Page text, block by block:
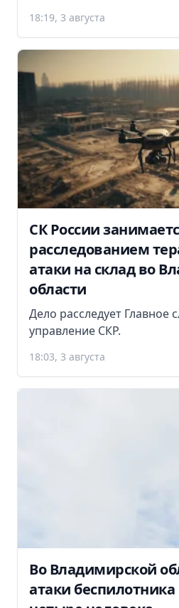
18:19, 3 августа
СК России
расследованием
атаки на склад во
области
Дело расследует Главное
управление СКР.
18:03, 3 августа
Во Владимирской
атаки